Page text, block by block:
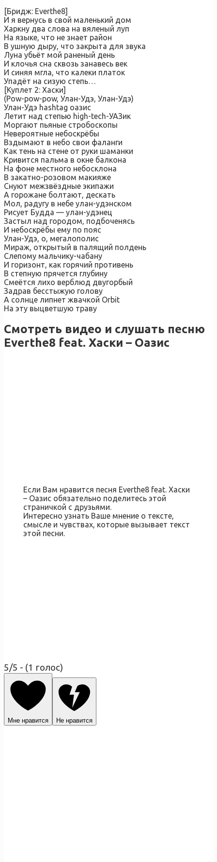
[Бридж: Everthe8]
И я вернусь в свой маленький дом
Харкну два слова на вяленый луп
На языке, что не знает район
В ушную дыру, что закрыта для звука
Луна убьёт мой раненый день
И клочья сна сквозь занавесь век
И синяя мгла, что калеки платок
Упадёт на сизую степь…
[Куплет 2: Хаски]
(Pow-pow-pow, Улан-Удэ, Улан-Удэ)
Улан-Удэ hashtag оазис
Летит над степью high-tech-УАЗик
Моргают пьяные стробоскопы
Невероятные небоскрёбы
Вздымают в небо свои фаланги
Как тень на стене от руки шаманки
Кривится пальма в окне балкона
На фоне местного небосклона
В закатно-розовом макияже
Снуют межзвёздные экипажи
А горожане болтают, дескать
Мол, радугу в небе улан-удэнском
Рисует Будда — улан-удэнец
Застыл над городом, подбоченясь
И небоскрёбы ему по пояс
Улан-Удэ, о, мегалополис
Мираж, открытый в палящий полдень
Слепому мальчику-чабану
И горизонт, как горячий противень
В степную прячется глубину
Смеётся лихо верблюд двугорбый
Задрав бесстыжую голову
А солнце липнет жвачкой Orbit
На эту выцветшую траву
Смотреть видео и слушать песню
Everthe8 feat. Хаски – Оазис
Если Вам нравится песня Everthe8 feat. Хаски
– Оазис обязательно поделитесь этой
страничкой с друзьями.
Интересно узнать Ваше мнение о тексте,
смысле и чувствах, которые вызывает текст
этой песни.
5/5 - (1 голос)
Мне нравится Не нравится